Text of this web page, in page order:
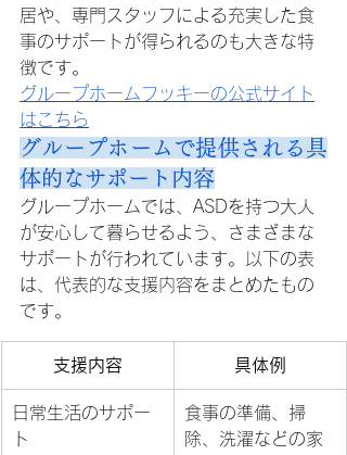
居や、専門スタッフによる充実した食
事のサポートが得られるのも大きな特
徴です。
グループホームフッキーの公式サイト
はこちら
グループホームで提供される具
体的なサポート内容
グループホームでは、ASDを持つ大人
が安心して暮らせるよう、さまざまな
サポートが行われています。以下の表
は、代表的な支援内容をまとめたもの
です。
支援内容 具体例
日常生活のサポー
ト
食事の準備、掃
除、洗濯などの家